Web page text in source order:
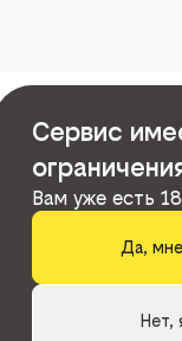
Сервис
Вам уже есть
Да,
Нет,